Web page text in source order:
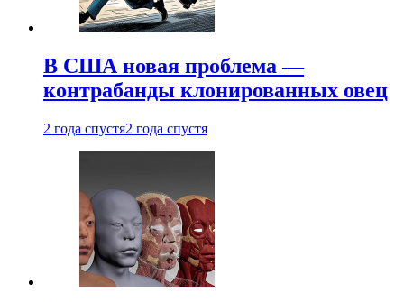
В США новая проблема —
контрабанды клонированных овец
2 года спустя2 года спустя